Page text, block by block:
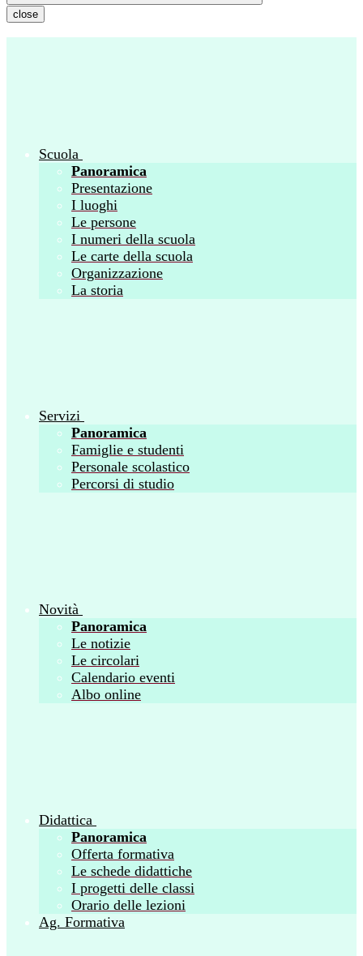
close
Scuola
Panoramica
Presentazione
I luoghi
Le persone
I numeri della scuola
Le carte della scuola
Organizzazione
La storia
Servizi
Panoramica
Famiglie e studenti
Personale scolastico
Percorsi di studio
Novità
Panoramica
Le notizie
Le circolari
Calendario eventi
Albo online
Didattica
Panoramica
Offerta formativa
Le schede didattiche
I progetti delle classi
Orario delle lezioni
Ag. Formativa